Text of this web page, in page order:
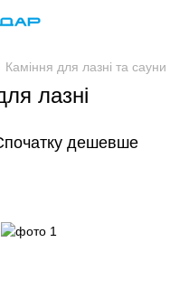
Каміння для лазні та сауни
лазні
дешевше